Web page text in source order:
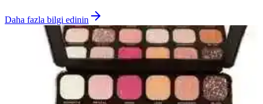
Daha fazla bilgi edinin